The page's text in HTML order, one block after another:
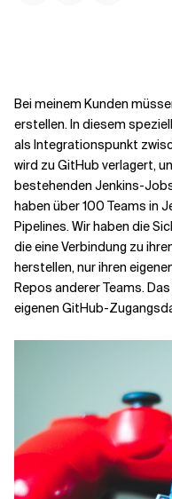
Verwandte Themen
Bei meinem Kunden
erstellen. In diesem
als Integrationspunkt
wird zu GitHub verlagert,
bestehenden Jenkins-
haben über 100 Teams in
Pipelines. Wir haben die
die eine Verbindung zu
herstellen, nur ihren
Repos anderer Teams.
eigenen GitHub-